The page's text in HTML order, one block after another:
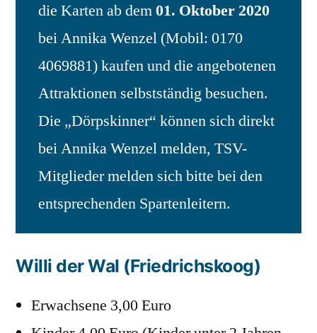
die Karten ab dem01. Oktober 2020
bei Annika Wenzel (Mobil: 0170
4069881) kaufen und die angebotenen
Attraktionen selbstständig besuchen.
Die „Dörpskinner“ können sich direkt
bei Annika Wenzel melden, TSV-
Mitglieder melden sich bitte bei den
entsprechenden Spartenleitern.
Willi der Wal (Friedrichskoog)
Erwachsene 3,00 Euro